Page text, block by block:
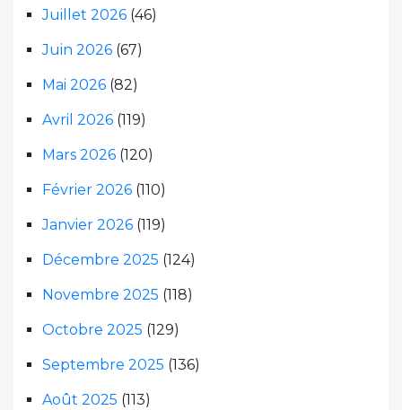
Juillet 2026 (46)
Juin 2026 (67)
Mai 2026 (82)
Avril 2026 (119)
Mars 2026 (120)
Février 2026 (110)
Janvier 2026 (119)
Décembre 2025 (124)
Novembre 2025 (118)
Octobre 2025 (129)
Septembre 2025 (136)
Août 2025 (113)